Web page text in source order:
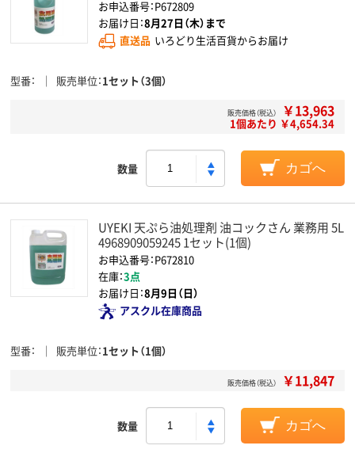
お申込番号：P672809
お届け日：8月27日（木）まで
直送品 いろどり生活百貨からお届け
型番 販売単位 1セット（3個）
販売価格（税込） ￥13,963
1個あたり ￥4,654.34
数量 カゴへ
UYEKI 天ぷら油処理剤 油コックさん 業務用 5L
4968909059245 1セット(1個)
お申込番号：P672810
在庫：3点
お届け日：8月9日（日）
アスクル在庫商品
型番 販売単位 1セット（1個）
販売価格（税込） ￥11,847
数量 カゴへ